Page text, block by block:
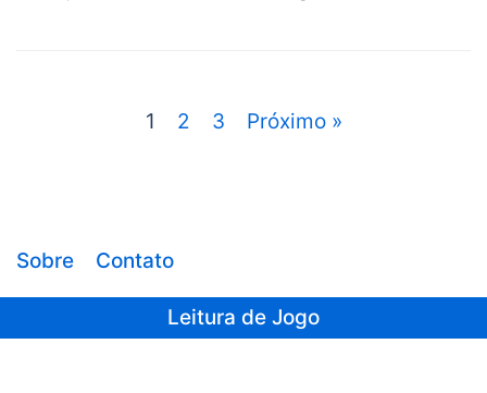
1 2 3 Próximo »
Sobre Contato
Leitura de Jogo